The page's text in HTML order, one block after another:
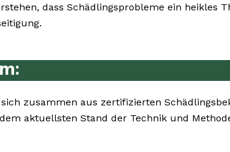
dass Schädlingsprobleme ein heikles
zusammen aus zertifizierten
aktuellsten Stand der Technik und